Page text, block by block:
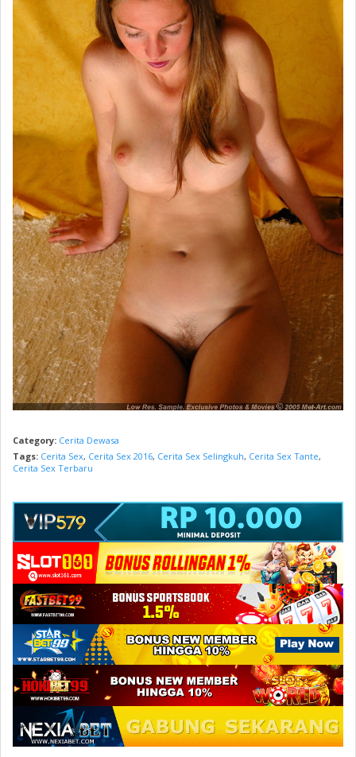
Category: Cerita Dewasa
Tags: Cerita Sex, Cerita Sex 2016, Cerita Sex Selingkuh, Cerita Sex Tante,
Cerita Sex Terbaru